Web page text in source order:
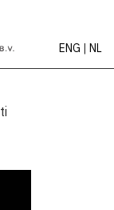
ENG | NL